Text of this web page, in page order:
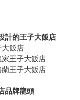
計的王子大飯店
大飯店
王子大飯店
王子大飯店
品牌龍頭